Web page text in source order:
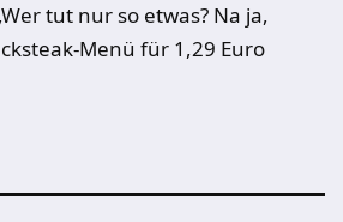
tut nur so etwas? Na ja,
Menü für 1,29 Euro